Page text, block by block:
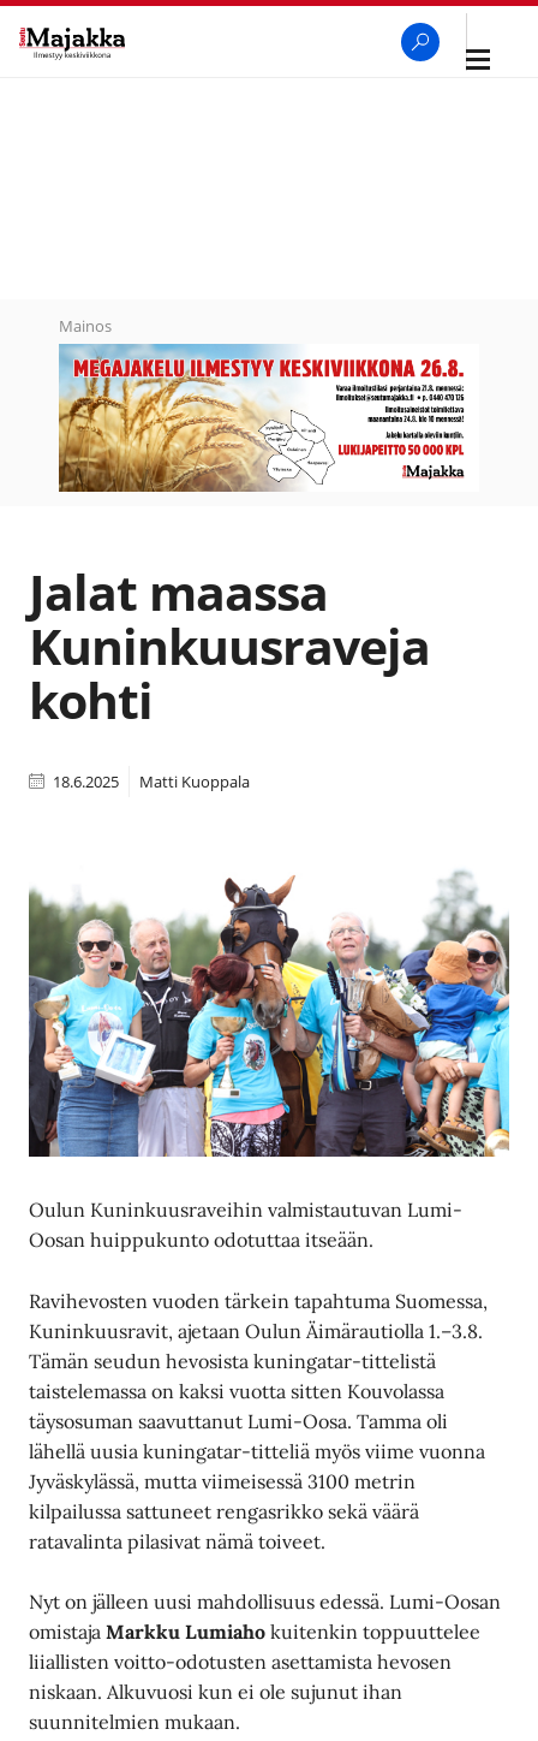
Avaa
Mainos
Jalat maassa
Kuninkuusraveja
kohti
18.6.2025 Matti Kuoppala
Oulun Kuninkuusraveihin valmistautuvan Lumi-
Oosan huippukunto odotuttaa itseään.
Ravihevosten vuoden tärkein tapahtuma Suomessa,
Kuninkuusravit, ajetaan Oulun Äimärautiolla 1.–3.8.
Tämän seudun hevosista kuningatar-tittelistä
taistelemassa on kaksi vuotta sitten Kouvolassa
täysosuman saavuttanut Lumi-Oosa. Tamma oli
lähellä uusia kuningatar-titteliä myös viime vuonna
Jyväskylässä, mutta viimeisessä 3100 metrin
kilpailussa sattuneet rengasrikko sekä väärä
ratavalinta pilasivat nämä toiveet.
Nyt on jälleen uusi mahdollisuus edessä. Lumi-Oosan
omistajaMarkku Lumiaho kuitenkin toppuuttelee
liiallisten voitto-odotusten asettamista hevosen
niskaan. Alkuvuosi kun ei ole sujunut ihan
suunnitelmien mukaan.